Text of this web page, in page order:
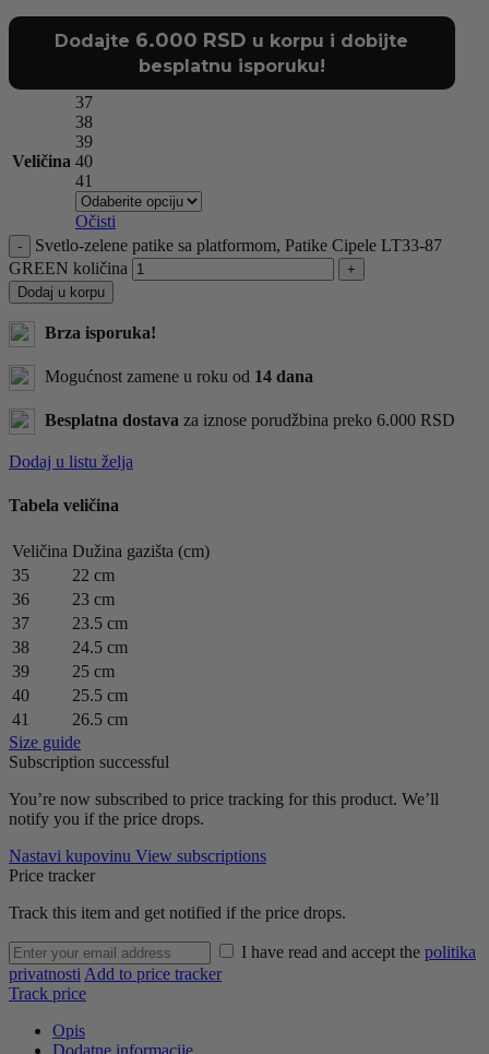
Dodajte 6.000 RSD u korpu i dobijte
besplatnu isporuku!
Veličina
37
38
39
40
41
Očisti
Svetlo-zelene patike sa platformom, Patike Cipele LT33-87
GREEN količina
Dodaj u korpu
Brza isporuka!
Mogućnost zamene u roku od 14 dana
Besplatna dostava za iznose porudžbina preko 6.000 RSD
Dodaj u listu želja
Tabela veličina
Veličina Dužina gazišta (cm)
35
22 cm
36
23 cm
37
23.5 cm
38
24.5 cm
39
25 cm
40
25.5 cm
41
26.5 cm
Size guide
Subscription successful
You’re now subscribed to price tracking for this product. We’ll
notify you if the price drops.
Nastavi kupovinu View subscriptions
Price tracker
Track this item and get notified if the price drops.
I have read and accept the politika
privatnosti Add to price tracker
Track price
Opis
Dodatne informacije